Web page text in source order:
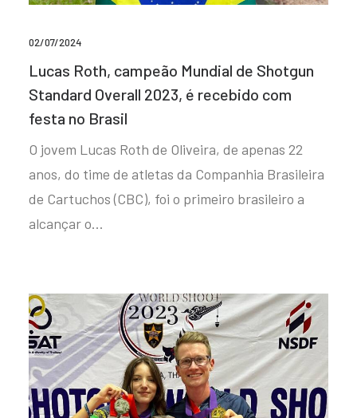
02/07/2024
Lucas Roth, campeão Mundial de Shotgun
Standard Overall 2023, é recebido com
festa no Brasil
O jovem Lucas Roth de Oliveira, de apenas 22
anos, do time de atletas da Companhia Brasileira
de Cartuchos (CBC), foi o primeiro brasileiro a
alcançar o…